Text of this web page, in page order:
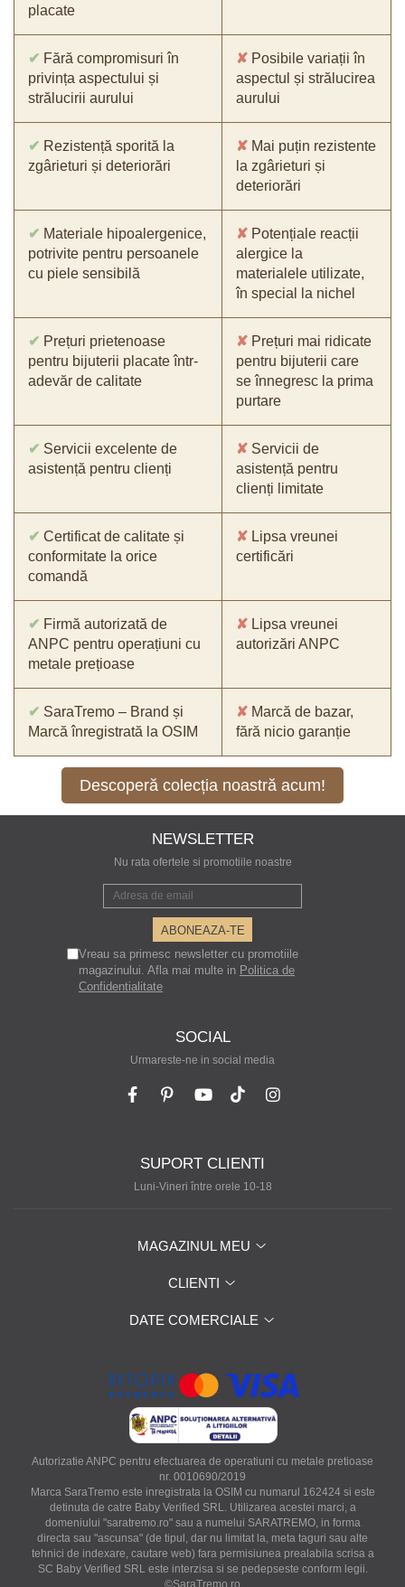
placate
✔ Fără compromisuri în
privința aspectului și
strălucirii aurului
✘ Posibile variații în
aspectul și strălucirea
aurului
✔ Rezistență sporită la
zgârieturi și deteriorări
✘ Mai puțin rezistente
la zgârieturi și
deteriorări
✔ Materiale hipoalergenice,
potrivite pentru persoanele
cu piele sensibilă
✘ Potențiale reacții
alergice la
materialele utilizate,
în special la nichel
✔ Prețuri prietenoase
pentru bijuterii placate într-
adevăr de calitate
✘ Prețuri mai ridicate
pentru bijuterii care
se înnegresc la prima
purtare
✔ Servicii excelente de
asistență pentru clienți
✘ Servicii de
asistență pentru
clienți limitate
✔ Certificat de calitate și
conformitate la orice
comandă
✘ Lipsa vreunei
certificări
✔ Firmă autorizată de
ANPC pentru operațiuni cu
metale prețioase
✘ Lipsa vreunei
autorizări ANPC
✔ SaraTremo – Brand și
Marcă înregistrată la OSIM
✘ Marcă de bazar,
fără nicio garanție
Descoperă colecția noastră acum!
NEWSLETTER
Nu rata ofertele si promotiile noastre
Vreau sa primesc newsletter cu promotiile
magazinului. Afla mai multe in Politica de
Confidentialitate
SOCIAL
Urmareste-ne in social media
SUPORT CLIENTI
Luni-Vineri între orele 10-18
MAGAZINUL MEU
CLIENTI
DATE COMERCIALE
Autorizatie ANPC pentru efectuarea de operatiuni cu metale pretioase
nr. 0010690/2019
Marca SaraTremo este inregistrata la OSIM cu numarul 162424 si este
detinuta de catre Baby Verified SRL. Utilizarea acestei marci, a
domeniului "saratremo.ro" sau a numelui SARATREMO, in forma
directa sau "ascunsa" (de tipul, dar nu limitat la, meta taguri sau alte
tehnici de indexare, cautare web) fara permisiunea prealabila scrisa a
SC Baby Verified SRL este interzisa si se pedepseste conform legii.
©SaraTremo.ro